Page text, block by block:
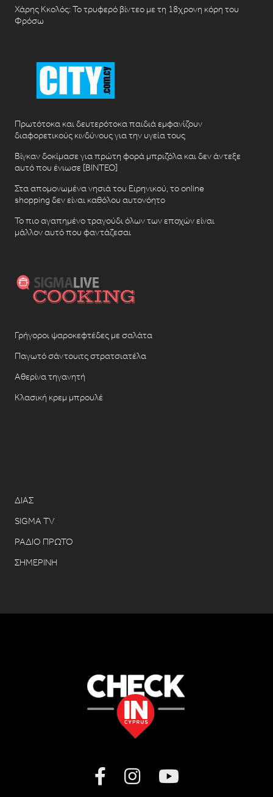
Χάρης Κκολός: Το τρυφερό βίντεο με τη 18χρονη κόρη του
Φρόσω
Πρωτότοκα και δευτερότοκα παιδιά εμφανίζουν
διαφορετικούς κινδύνους για την υγεία τους
Βίγκαν δοκίμασε για πρώτη φορά μπριζόλα και δεν άντεξε
αυτό που ένιωσε [ΒΙΝΤΕΟ]
Στα απομονωμένα νησιά του Ειρηνικού, το online
shopping δεν είναι καθόλου αυτονόητο
Το πιο αγαπημένο τραγούδι όλων των εποχών είναι
μάλλον αυτό που φαντάζεσαι
Γρήγοροι ψαροκεφτέδες με σαλάτα
Παγωτό σάντουιτς στρατσιατέλα
Αθερίνα τηγανητή
Κλασική κρεμ μπρουλέ
ΔΙΑΣ
SIGMA TV
ΡΑΔΙΟ ΠΡΩΤΟ
ΣΗΜΕΡΙΝΗ